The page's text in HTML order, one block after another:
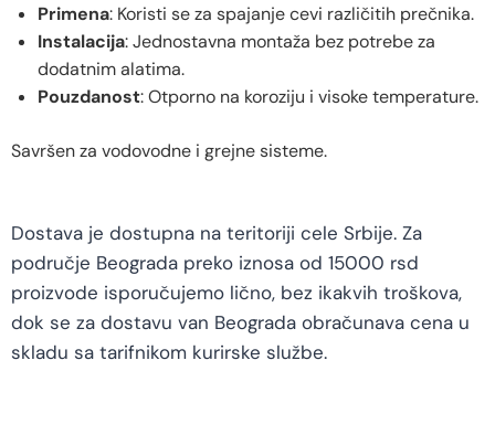
Primena: Koristi se za spajanje cevi različitih prečnika.
Instalacija: Jednostavna montaža bez potrebe za
dodatnim alatima.
Pouzdanost: Otporno na koroziju i visoke temperature.
Savršen za vodovodne i grejne sisteme.
Dostava je dostupna na teritoriji cele Srbije. Za
područje Beograda preko iznosa od 15000 rsd
proizvode isporučujemo lično, bez ikakvih troškova,
dok se za dostavu van Beograda obračunava cena u
skladu sa tarifnikom kurirske službe.